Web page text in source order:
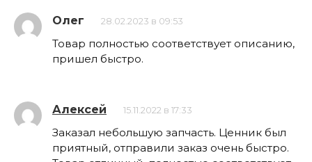
Олег 28.02.2023 в 09:53
Товар полностью соответствует описанию,
пришел быстро.
Алексей 15.11.2022 в 17:33
Заказал небольшую запчасть. Ценник был
приятный, отправили заказ очень быстро.